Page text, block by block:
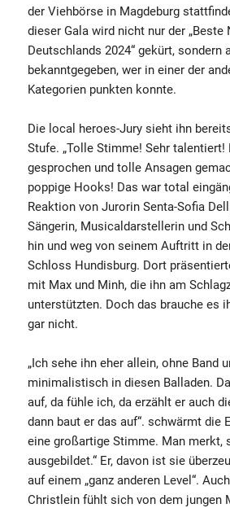
der Viehbörse in Magdeburg
dieser Gala wird nicht nur der „Beste
Deutschlands 2024“ gekürt, sondern
bekanntgegeben, wer in einer der
Kategorien punkten konnte.
Die local heroes-Jury sieht ihn
Stufe. „Tolle Stimme! Sehr talentiert!
gesprochen und tolle Ansagen
poppige Hooks! Das war total
Reaktion von Jurorin Senta-Sofia
Sängerin, Musicaldarstellerin und
hin und weg von seinem Auftritt in
Schloss Hundisburg. Dort
mit Max und Minh, die ihn am
unterstützten. Doch das brauche es
gar nicht.
„Ich sehe ihn eher allein, ohne Band
minimalistisch in diesen Balladen.
auf, da fühle ich, da erzählt er auch
dann baut er das auf“. schwärmt die
eine großartige Stimme. Man merkt,
ausgebildet.“ Er, davon ist sie
auf einem „ganz anderen Level“.
Christlein fühlt sich von dem jungen